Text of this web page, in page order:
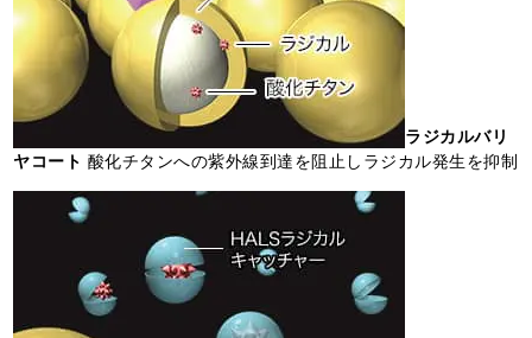
ラジカルバリ
ヤコート 酸化チタンへの紫外線到達を阻止しラジカル発生を抑制